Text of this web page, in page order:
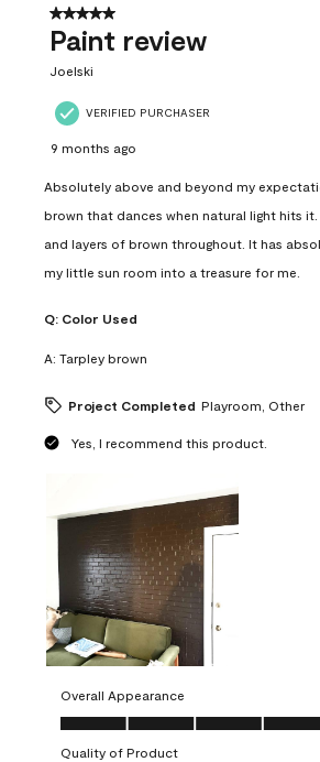
10
Reviews
5 out of 5 stars.
Paint review
Joelski
VERIFIED PURCHASER
9 months ago
Absolutely above and beyond my
brown that dances when natural light hits
and layers of brown throughout. It has
my little sun room into a treasure for me.
Q: Color Used
A: Tarpley brown
Project Completed Playroom, Other
Yes, I recommend this product.
Overall Appearance
Overall Appearance, 5.0 out of 5
Quality of Product